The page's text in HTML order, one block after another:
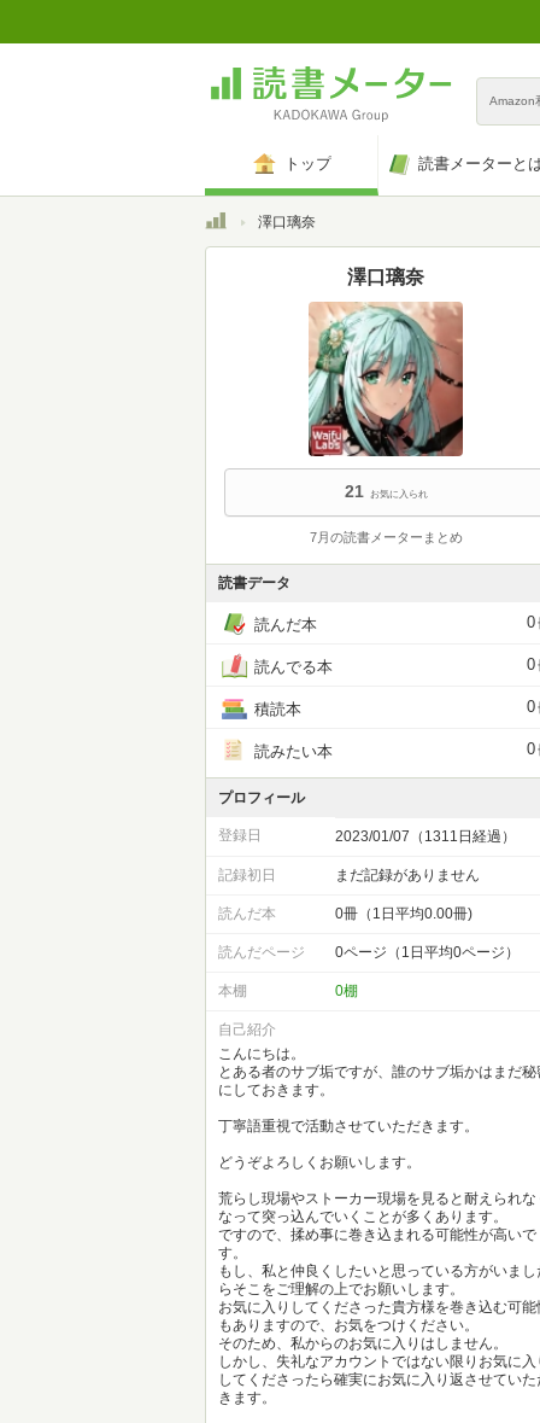
Amazon
トップ 読書メーターと
トップ澤口璃奈
澤口璃奈
21 お気に入られ
7月の読書メーターまとめ
読書データ
読んだ本 0
読んでる本 0
積読本 0
読みたい本 0
プロフィール
登録日 2023/01/07（1311日経過）
記録初日 まだ記録がありません
読んだ本 0冊（1日平均0.00冊)
読んだページ 0ページ（1日平均0ページ）
本棚 0棚
自己紹介
こんにちは。
とある者のサブ垢ですが、誰のサブ垢かはまだ秘
にしておきます。
丁寧語重視で活動させていただきます。
どうぞよろしくお願いします。
荒らし現場やストーカー現場を見ると耐えられな
なって突っ込んでいくことが多くあります。
ですので、揉め事に巻き込まれる可能性が高いで
す。
もし、私と仲良くしたいと思っている方がいまし
らそこをご理解の上でお願いします。
お気に入りしてくださった貴方様を巻き込む可能
もありますので、お気をつけください。
そのため、私からのお気に入りはしません。
しかし、失礼なアカウントではない限りお気に入
してくださったら確実にお気に入り返させていた
きます。